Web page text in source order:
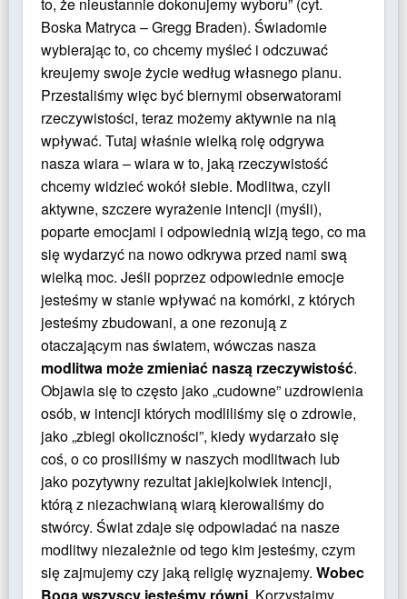
Boska Matryca – Gregg Braden). Świadomie
wybierając to, co chcemy myśleć i odczuwać
kreujemy swoje życie według własnego planu.
Przestaliśmy więc być biernymi obserwatorami
rzeczywistości, teraz możemy aktywnie na nią
wpływać. Tutaj właśnie wielką rolę odgrywa
nasza wiara – wiara w to, jaką rzeczywistość
chcemy widzieć wokół siebie. Modlitwa, czyli
aktywne, szczere wyrażenie intencji (myśli),
poparte emocjami i odpowiednią wizją tego, co ma
się wydarzyć na nowo odkrywa przed nami swą
wielką moc. Jeśli poprzez odpowiednie emocje
jesteśmy w stanie wpływać na komórki, z których
jesteśmy zbudowani, a one rezonują z
otaczającym nas światem, wówczas nasza
modlitwa może zmieniać naszą rzeczywistość.
Objawia się to często jako „cudowne” uzdrowienia
osób, w intencji których modliliśmy się o zdrowie,
jako „zbiegi okoliczności”, kiedy wydarzało się
coś, o co prosiliśmy w naszych modlitwach lub
jako pozytywny rezultat jakiejkolwiek intencji,
którą z niezachwianą wiarą kierowaliśmy do
stwórcy. Świat zdaje się odpowiadać na nasze
modlitwy niezależnie od tego kim jesteśmy, czym
się zajmujemy czy jaką religię wyznajemy. Wobec